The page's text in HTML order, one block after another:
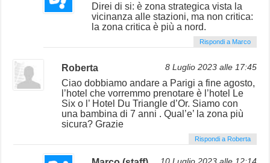
Direi di si: è zona strategica vista la
vicinanza alle stazioni, ma non critica:
la zona critica è più a nord.
Rispondi a Marco
Roberta 8 Luglio 2023 alle 17:45
Ciao dobbiamo andare a Parigi a fine agosto,
l’hotel che vorremmo prenotare è l’hotel Le
Six o l’ Hotel Du Triangle d’Or. Siamo con
una bambina di 7 anni . Qual’e’ la zona più
sicura? Grazie
Rispondi a Roberta
10 Luglio 2023 alle 12:14